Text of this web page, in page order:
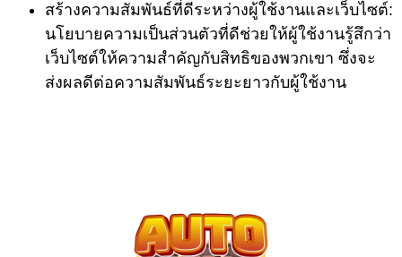
สร้างความสัมพันธ์ที่ดีระหว่างผู้ใช้งานและเว็บไซต์:
นโยบายความเป็นส่วนตัวที่ดีช่วยให้ผู้ใช้งานรู้สึกว่า
เว็บไซต์ให้ความสำคัญกับสิทธิของพวกเขา ซึ่งจะ
ส่งผลดีต่อความสัมพันธ์ระยะยาวกับผู้ใช้งาน